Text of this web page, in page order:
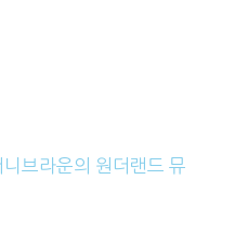
브라운의 원더랜드 뮤